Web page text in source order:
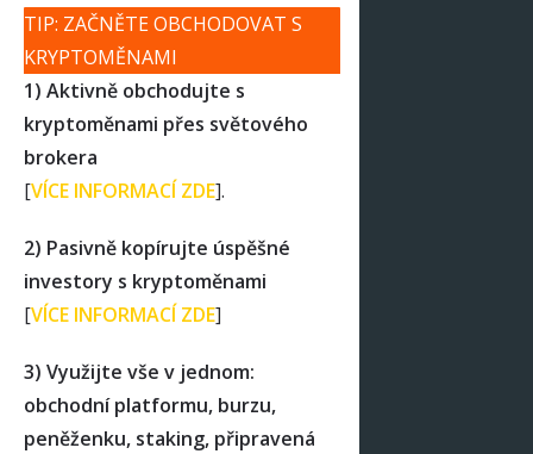
TIP: ZAČNĚTE OBCHODOVAT S
KRYPTOMĚNAMI
1) Aktivně obchodujte s
kryptoměnami přes světového
brokera
[VÍCE INFORMACÍ ZDE].
2) Pasivně kopírujte úspěšné
investory s kryptoměnami
[VÍCE INFORMACÍ ZDE]
3) Využijte vše v jednom:
obchodní platformu, burzu,
peněženku, staking, připravená